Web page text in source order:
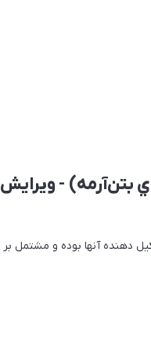
بتن‌آرمه) - ویرایش
دهنده آنها بوده و مشتمل بر